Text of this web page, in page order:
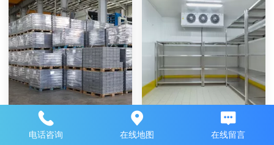
工业冷库 果蔬冷库
电话咨询 在线地图 在线留言